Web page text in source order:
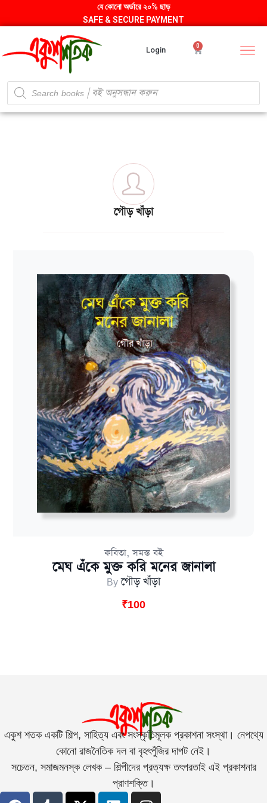
যে কোনো অর্ডারে ২০% ছাড়
SAFE & SECURE PAYMENT
Login 0
গৌড় খাঁড়া
কবিতা,সমস্ত বই
মেঘ এঁকে মুক্ত করি মনের জানালা
Byগৌড় খাঁড়া
₹100
একুশ শতক একটি শিল্প, সাহিত্য এবং সংস্কৃতিমূলক প্রকাশনা সংস্থা। নেপথ্যে
কোনো রাজনৈতিক দল বা বৃহৎপুঁজির দাপট নেই।
সচেতন, সমাজমনস্ক লেখক – শিল্পীদের প্রত্যক্ষ তৎপরতাই এই প্রকাশনার
প্রাণশক্তি।